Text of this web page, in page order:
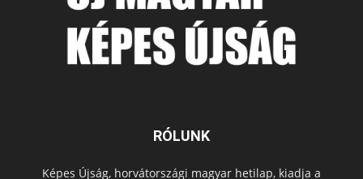
RÓLUNK
Képes Újság, horvátországi magyar hetilap, kiadja a